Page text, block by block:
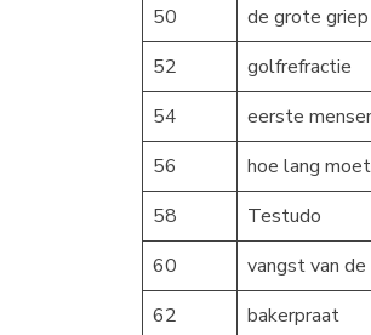
50
de grote griep
52
golfrefractie
54
eerste
56
hoe lang
58
Testudo
60
vangst van
62
bakerpraat